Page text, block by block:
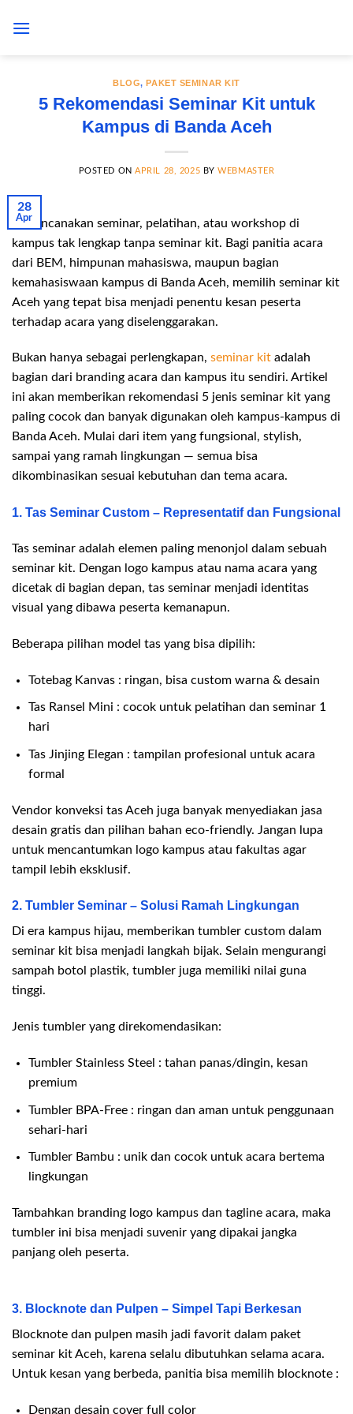
BLOG,PAKET SEMINAR KIT
5 Rekomendasi Seminar Kit untuk
Kampus di Banda Aceh
POSTED ONAPRIL 28, 2025 BYWEBMASTER
28
Apr
Merencanakan seminar, pelatihan, atau workshop di
kampus tak lengkap tanpa seminar kit. Bagi panitia acara
dari BEM, himpunan mahasiswa, maupun bagian
kemahasiswaan kampus di Banda Aceh, memilih seminar kit
Aceh yang tepat bisa menjadi penentu kesan peserta
terhadap acara yang diselenggarakan.
Bukan hanya sebagai perlengkapan, seminar kit adalah
bagian dari branding acara dan kampus itu sendiri. Artikel
ini akan memberikan rekomendasi 5 jenis seminar kit yang
paling cocok dan banyak digunakan oleh kampus-kampus di
Banda Aceh. Mulai dari item yang fungsional, stylish,
sampai yang ramah lingkungan — semua bisa
dikombinasikan sesuai kebutuhan dan tema acara.
1. Tas Seminar Custom – Representatif dan Fungsional
Tas seminar adalah elemen paling menonjol dalam sebuah
seminar kit. Dengan logo kampus atau nama acara yang
dicetak di bagian depan, tas seminar menjadi identitas
visual yang dibawa peserta kemanapun.
Beberapa pilihan model tas yang bisa dipilih:
Totebag Kanvas : ringan, bisa custom warna & desain
Tas Ransel Mini : cocok untuk pelatihan dan seminar 1
hari
Tas Jinjing Elegan : tampilan profesional untuk acara
formal
Vendor konveksi tas Aceh juga banyak menyediakan jasa
desain gratis dan pilihan bahan eco-friendly. Jangan lupa
untuk mencantumkan logo kampus atau fakultas agar
tampil lebih eksklusif.
2. Tumbler Seminar – Solusi Ramah Lingkungan
Di era kampus hijau, memberikan tumbler custom dalam
seminar kit bisa menjadi langkah bijak. Selain mengurangi
sampah botol plastik, tumbler juga memiliki nilai guna
tinggi.
Jenis tumbler yang direkomendasikan:
Tumbler Stainless Steel : tahan panas/dingin, kesan
premium
Tumbler BPA-Free : ringan dan aman untuk penggunaan
sehari-hari
Tumbler Bambu : unik dan cocok untuk acara bertema
lingkungan
Tambahkan branding logo kampus dan tagline acara, maka
tumbler ini bisa menjadi suvenir yang dipakai jangka
panjang oleh peserta.
3. Blocknote dan Pulpen – Simpel Tapi Berkesan
Blocknote dan pulpen masih jadi favorit dalam paket
seminar kit Aceh, karena selalu dibutuhkan selama acara.
Untuk kesan yang berbeda, panitia bisa memilih blocknote :
Dengan desain cover full color